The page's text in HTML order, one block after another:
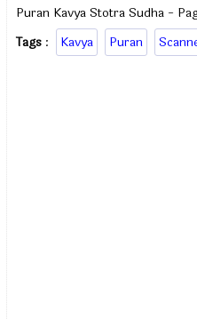
Puran Kavya Stotra Sudha -
Tags : Kavya Puran